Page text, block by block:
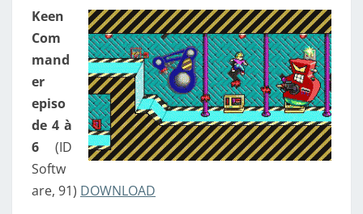
Keen
Com
mand
er
episo
de 4 à
6 (ID
Softw
are, 91) DOWNLOAD